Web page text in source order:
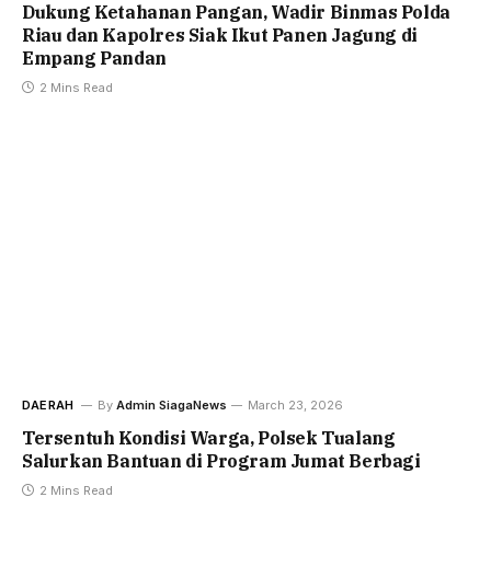
Dukung Ketahanan Pangan, Wadir Binmas Polda
Riau dan Kapolres Siak Ikut Panen Jagung di
Empang Pandan
2 Mins Read
DAERAH By Admin SiagaNews March 23, 2026
Tersentuh Kondisi Warga, Polsek Tualang
Salurkan Bantuan di Program Jumat Berbagi
2 Mins Read